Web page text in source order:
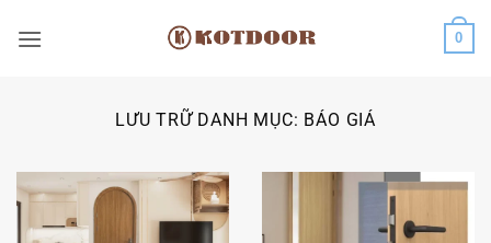
qua
0
LƯU TRỮ DANH MỤC: BÁO GIÁ